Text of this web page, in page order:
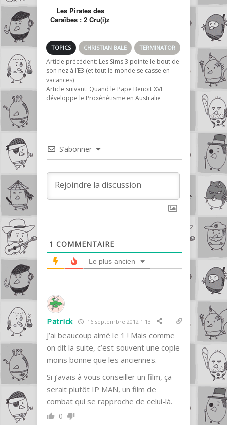
Les Pirates des
Caraïbes : 2 Cru(i)z
TOPICS CHRISTIAN BALE TERMINATOR
Article précédent: Les Sims 3 pointe le bout de
son nez à l’E3 (et tout le monde se casse en
vacances)
Article suivant: Quand le Pape Benoit XVI
développe le Proxénétisme en Australie
S’abonner
1 COMMENTAIRE
Le plus ancien
Patrick 16 septembre 2012 1:13
J’ai beaucoup aimé le 1 ! Mais comme
on dit la suite, c’est souvent une copie
moins bonne que les anciennes.
Si j’avais à vous conseiller un film, ça
serait plutôt IP MAN, un film de
combat qui se rapproche de celui-là.
0